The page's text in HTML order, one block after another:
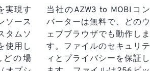
実現す
ソース
タムソ
使用し
どの場
当社のAZW3 to MOBIコン
バーターは無料で、どのウ
ェブブラウザでも動作しま
す。ファイルのセキュリテ
ィとプライバシーを保証し